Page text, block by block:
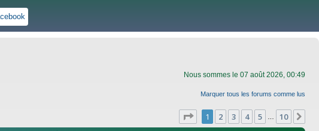
Nous sommes le 07 août 2026, 00:49
Marquer tous les forums comme lus
Page 1sur10
1 2 3 4 5 10